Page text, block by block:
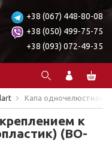
+38 (067) 448-80-08
+38 (050) 499-75-75
+38 (093) 072-49-35
Капа одночелюстная с
к
(BO-